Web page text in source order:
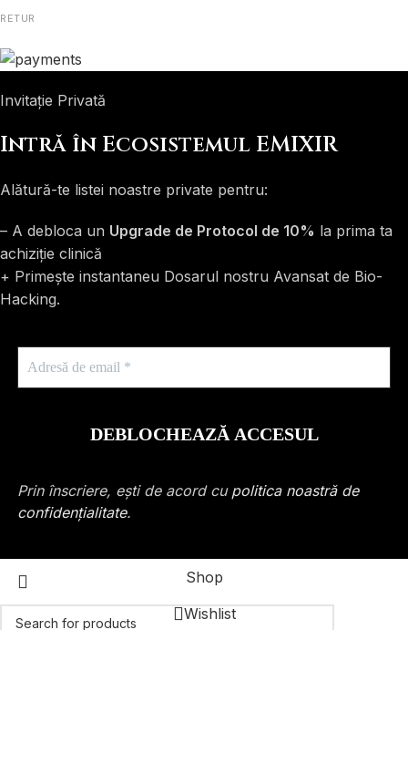
RETUR
Invitație Privată
Intră în Ecosistemul EMIXIR
Alătură-te listei noastre private pentru:
– A debloca un Upgrade de Protocol de 10% la prima ta
achiziție clinică
+ Primește instantaneu Dosarul nostru Avansat de Bio-
Hacking.
Prin înscriere, ești de acord cu politica noastră de
confidențialitate.
Shop
Wishlist